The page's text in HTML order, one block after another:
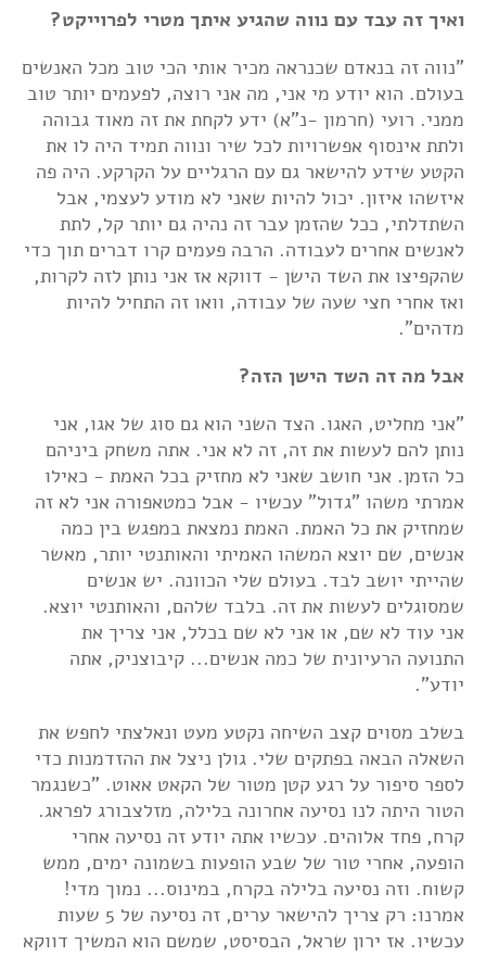
ואיך זה עבד עם נווה שהגיע איתך מטרי לפרוייקט?
"נווה זה בנאדם שכנראה מכיר אותי הכי טוב מכל האנשים
בעולם. הוא יודע מי אני, מה אני רוצה, לפעמים יותר טוב
ממני. רועי (חרמון -נ"א) ידע לקחת את זה מאוד גבוהה
ולתת אינסוף אפשרויות לכל שיר ונווה תמיד היה לו את
הקטע שידע להישאר גם עם הרגליים על הקרקע. היה פה
איזשהו איזון. יכול להיות שאני לא מודע לעצמי, אבל
השתדלתי, ככל שהזמן עבר זה נהיה גם יותר קל, לתת
לאנשים אחרים לעבודה. הרבה פעמים קרו דברים תוך כדי
שהקפיצו את השד הישן - דווקא אז אני נותן לזה לקרות,
ואז אחרי חצי שעה של עבודה, וואו זה התחיל להיות
מדהים".
אבל מה זה השד הישן הזה?
"אני מחליט, האגו. הצד השני הוא גם סוג של אגו, אני
נותן להם לעשות את זה, זה לא אני. אתה משחק ביניהם
כל הזמן. אני חושב שאני לא מחזיק בכל האמת - כאילו
אמרתי משהו "גדול" עכשיו - אבל כמטאפורה אני לא זה
שמחזיק את כל האמת. האמת נמצאת במפגש בין כמה
אנשים, שם יוצא המשהו האמיתי והאותנטי יותר, מאשר
שהייתי יושב לבד. בעולם שלי הכוונה. יש אנשים
שמסוגלים לעשות את זה. בלבד שלהם, והאותנטי יוצא.
אני עוד לא שם, או אני לא שם בכלל, אני צריך את
התנועה הרעיונית של כמה אנשים... קיבוצניק, אתה
יודע".
בשלב מסוים קצב השיחה נקטע מעט ונאלצתי לחפש את
השאלה הבאה בפתקים שלי. גולן ניצל את ההזדמנות כדי
לספר סיפור על רגע קטן מטור של הקאט אאוט. "כשנגמר
הטור היתה לנו נסיעה אחרונה בלילה, מזלצבורג לפראג.
קרח, פחד אלוהים. עכשיו אתה יודע זה נסיעה אחרי
הופעה, אחרי טור של שבע הופעות בשמונה ימים, ממש
קשוח. וזה נסיעה בלילה בקרח, במינוס... נמוך מדי!
אמרנו: רק צריך להישאר ערים, זה נסיעה של 5 שעות
עכשיו. אז ירון שראל, הבסיסט, שמשם הוא המשיך דווקא